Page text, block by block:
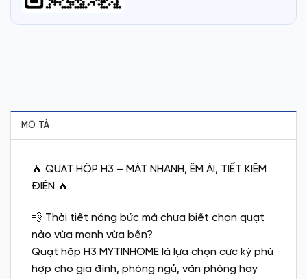
MÔ TẢ
🔥 QUẠT HỘP H3 – MÁT NHANH, ÊM ÁI, TIẾT KIỆM
ĐIỆN 🔥
💨 Thời tiết nóng bức mà chưa biết chọn quạt
nào vừa mạnh vừa bền?
Quạt hộp H3 MYTINHOME là lựa chọn cực kỳ phù
hợp cho gia đình, phòng ngủ, văn phòng hay